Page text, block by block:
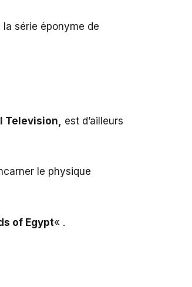
la série éponyme de
Television,
est d’ailleurs
le physique
of Egypt« .